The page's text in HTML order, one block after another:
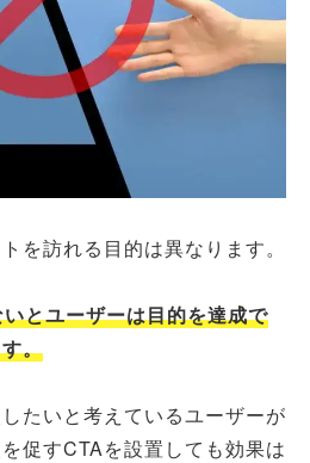
を訪れる目的は異なります。
とユーザーは目的を達成で
。
たいと考えているユーザーが
促すCTAを設置しても効果は